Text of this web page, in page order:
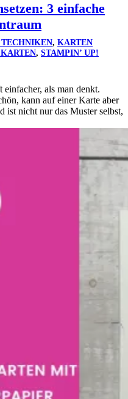
3 einfache
, KARTEN
, STAMPIN’ UP!
als man denkt.
kann auf einer Karte aber
ist nicht nur das Muster selbst,